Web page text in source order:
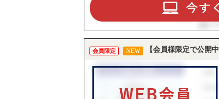
会員限定 NEW 【会員様限定で公開